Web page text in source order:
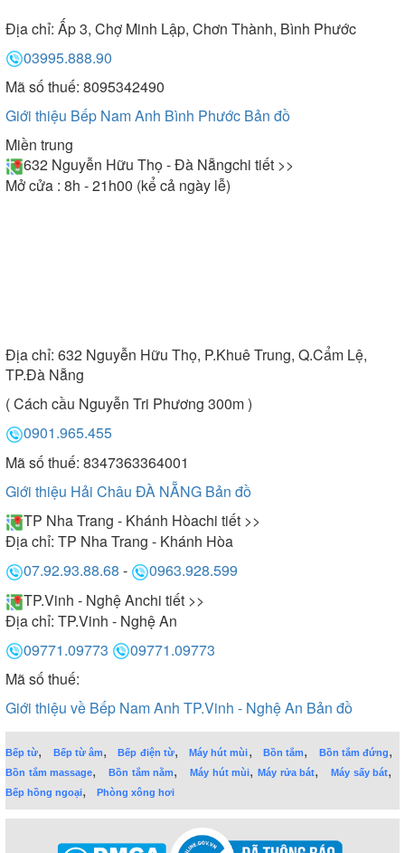
Địa chỉ: Ấp 3, Chợ Minh Lập, Chơn Thành, Bình Phước
03995.888.90
Mã số thuế: 8095342490
Giới thiệu Bếp Nam Anh Bình Phước Bản đồ
Miền trung
632 Nguyễn Hữu Thọ - Đà Nẵngchi tiết >>
Mở cửa : 8h - 21h00 (kể cả ngày lễ)
Địa chỉ: 632 Nguyễn Hữu Thọ, P.Khuê Trung, Q.Cẩm Lệ,
TP.Đà Nẵng
( Cách cầu Nguyễn Tri Phương 300m )
0901.965.455
Mã số thuế: 8347363364001
Giới thiệu Hải Châu ĐÀ NẴNG Bản đồ
TP Nha Trang - Khánh Hòachi tiết >>
Địa chỉ: TP Nha Trang - Khánh Hòa
07.92.93.88.68 -
0963.928.599
TP.Vinh - Nghệ Anchi tiết >>
Địa chỉ: TP.Vinh - Nghệ An
09771.09773
09771.09773
Mã số thuế:
Giới thiệu về Bếp Nam Anh TP.Vinh - Nghệ An Bản đồ
Bếp từ, Bếp từ âm,Bếp điện từ,Máy hút mùi, Bồn tắm, Bồn tắm đứng,
Bồn tắm massage,Bồn tắm nằm,Máy hút mùi,Máy rửa bát,Máy sấy bát,
Bếp hồng ngoại, Phòng xông hơi